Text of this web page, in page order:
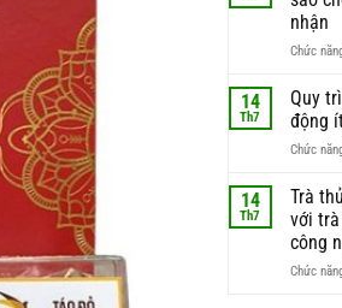
nhận
Chức
14
Th7
Quy
động
Chức
14
Th7
Trà
với
công
Chức